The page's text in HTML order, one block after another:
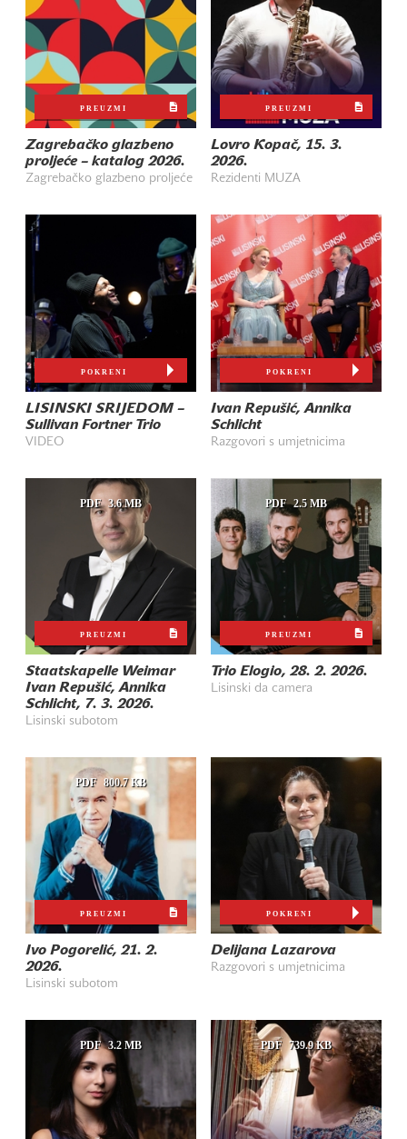
PREUZMI
Zagrebačko glazbeno
proljeće – katalog 2026.
Zagrebačko glazbeno proljeće
PREUZMI
Lovro Kopač, 15. 3.
2026.
Rezidenti MUZA
POKRENI
LISINSKI SRIJEDOM –
Sullivan Fortner Trio
VIDEO
POKRENI
Ivan Repušić, Annika
Schlicht
Razgovori s umjetnicima
PDF 3.6 MB
PREUZMI
Staatskapelle Weimar
Ivan Repušić, Annika
Schlicht, 7. 3. 2026.
Lisinski subotom
PDF 2.5 MB
PREUZMI
Trio Elogio, 28. 2. 2026.
Lisinski da camera
PDF 800.7 KB
PREUZMI
Ivo Pogorelić, 21. 2.
2026.
Lisinski subotom
POKRENI
Delijana Lazarova
Razgovori s umjetnicima
PDF 3.2 MB PDF 739.9 KB